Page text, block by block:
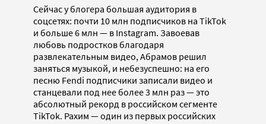
Сейчас у блогера большая аудитория в
соцсетях: почти 10 млн подписчиков на TikTok
и больше 6 млн — в Instagram. Завоевав
любовь подростков благодаря
развлекательным видео, Абрамов решил
заняться музыкой, и небезуспешно: на его
песню Fendi подписчики записали видео и
станцевали под нее более 3 млн раз — это
абсолютный рекорд в российском сегменте
TikTok. Рахим — один из первых российских